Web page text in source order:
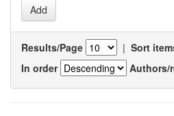
Results/Page | Sort
In order
Authors/